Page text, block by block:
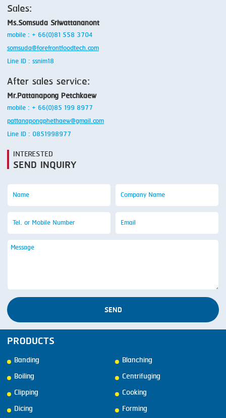
Sales:
Ms.Somsuda Sriwattananont
mobile : + 66(0)81 558 3704
somsuda@forefrontfoodtech.com
Line ID : ssnim18
After sales service:
Mr.Pattanapong Petchkaew
mobile : + 66(0)85 199 8977
pattanapongphethaew@gmail.com
Line ID : 0851998977
INTERESTED
SEND INQUIRY
SEND
PRODUCTS
Banding
Blanching
Boiling
Centrifuging
Clipping
Cooking
Dicing
Forming